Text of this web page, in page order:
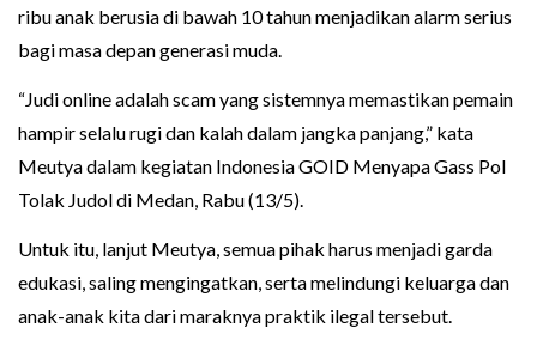
ribu anak berusia di bawah 10 tahun menjadikan alarm serius
bagi masa depan generasi muda.
“Judi online adalah scam yang sistemnya memastikan pemain
hampir selalu rugi dan kalah dalam jangka panjang,” kata
Meutya dalam kegiatan Indonesia GOID Menyapa Gass Pol
Tolak Judol di Medan, Rabu (13/5).
Untuk itu, lanjut Meutya, semua pihak harus menjadi garda
edukasi, saling mengingatkan, serta melindungi keluarga dan
anak-anak kita dari maraknya praktik ilegal tersebut.